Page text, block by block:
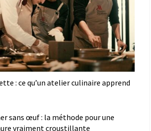
: ce qu’un atelier culinaire apprend
sans œuf : la méthode pour une
vraiment croustillante